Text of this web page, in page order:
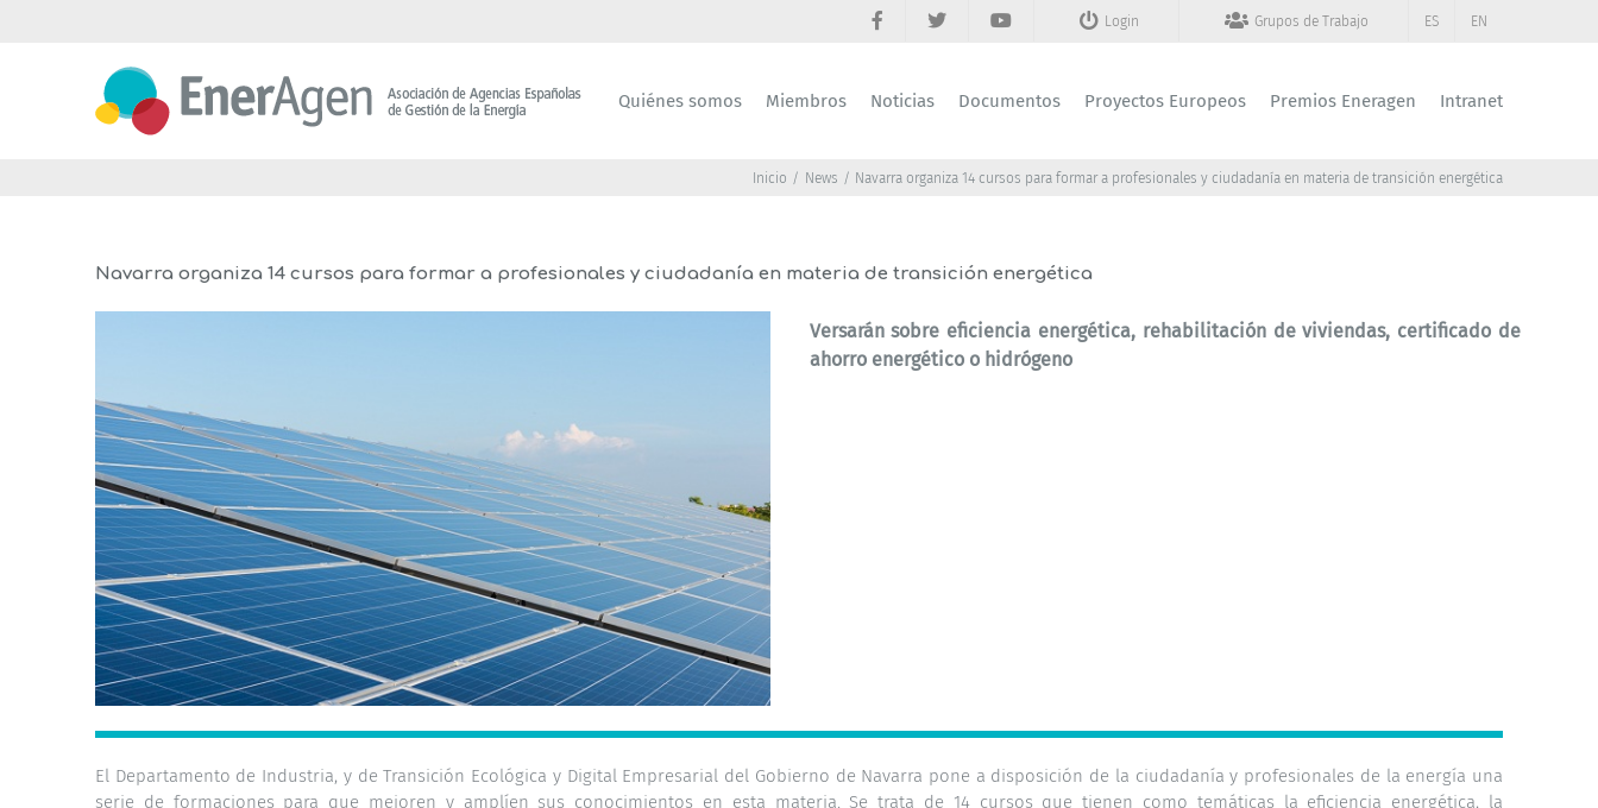
Login Grupos de Trabajo ES EN
Quiénes somos Miembros Noticias Documentos Proyectos Europeos Premios Eneragen Intranet
Inicio News Navarra organiza 14 cursos para formar a profesionales y ciudadanía en materia de transición energética
Navarra organiza 14 cursos para formar a profesionales y ciudadanía en materia de transición energética
Versarán sobre eficiencia energética, rehabilitación de viviendas, certificado de
ahorro energético o hidrógeno
El Departamento de Industria, y de Transición Ecológica y Digital Empresarial del Gobierno de Navarra pone a disposición de la ciudadanía y profesionales de la energía una
serie de formaciones para que mejoren y amplíen sus conocimientos en esta materia. Se trata de 14 cursos que tienen como temáticas la eficiencia energética, la